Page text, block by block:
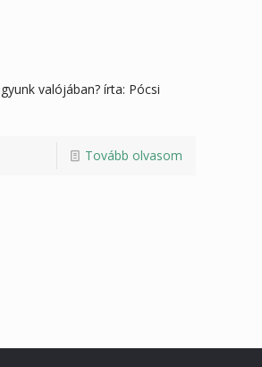
valójában? írta: Pócsi
Tovább olvasom